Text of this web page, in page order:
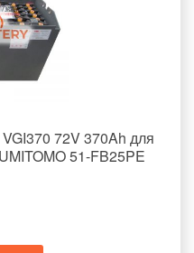
72V 370Ah для
51-FB25PE